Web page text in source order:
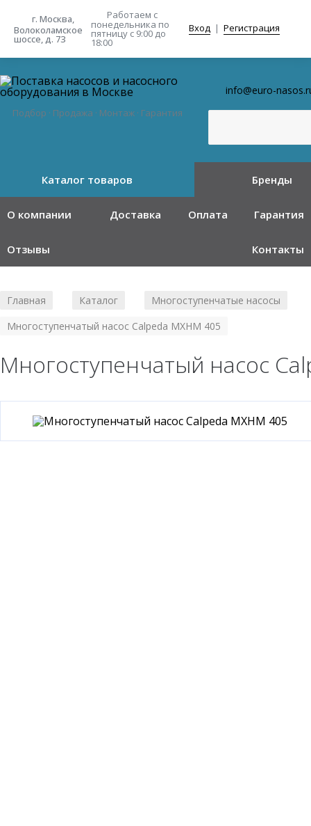
г. Москва,
Волоколамское
шоссе, д. 73
Работаем с
понедельника по
пятницу с 9:00 до
18:00
Вход | Регистрация
Подбор · Продажа · Монтаж · Гарантия
info@euro-
Каталог товаров Бренды
О компании Доставка Оплата Гарантия
Отзывы Контакты
Главная Каталог Многоступенчатые насосы
Многоступенчатый насос Calpeda MXHM 405
Многоступенчатый насос